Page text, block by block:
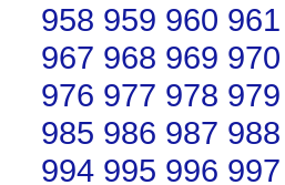
958 959 960 961
967 968 969 970
976 977 978 979
985 986 987 988
994 995 996 997